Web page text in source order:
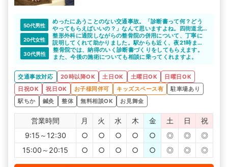
50代男性
めったにあうことのない交通事故。「診断書って何？どう
やってもらえばいいの？」なんて思いますよね。四街道北
口整骨院の先生は、診断書をもらうときに気を付けること
を教えてくれるのでよいと思います。
また、土曜日や祝日も営業しているので、平日は忙しくて
も通院が続けられますよね。
20代女性
整形外科に通院しながらの整骨院の併用について、丁寧に
説明してくれて助かりました。駅からも近く、夜21時まで
受付なので仕事終わりでも、立ち寄れていいですよね。
30代男性
整骨院では、納得のいく診断書づくりをしてもらえます。
また、今後の施術についても相談に乗ってくれますよ。
交通事故対応 20時以降OK 土日OK 土曜日OK
日曜日OK
日祝OK
祝日OK お子様同伴可 キッズスペース有
駐車場あり
駅ちか
鍼灸 整体 無料相談OK お見舞金
営業時間 月 火 水 木 金 土 日
祝
9:15～12:30
○ ○ ○ ○ ○ ◎ ◎
◎
15:00～20:15
○ ○ ○ ○ ○ ◎ ◎ ◎